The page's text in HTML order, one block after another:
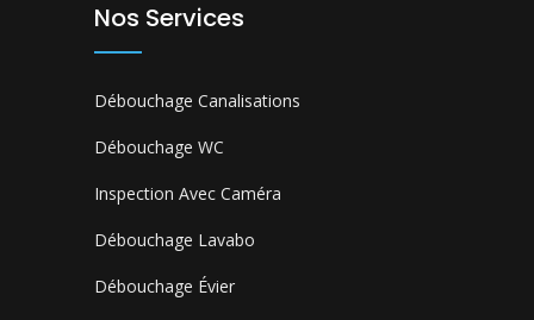
Nos Services
Débouchage Canalisations
Débouchage WC
Inspection Avec Caméra
Débouchage Lavabo
Débouchage Évier